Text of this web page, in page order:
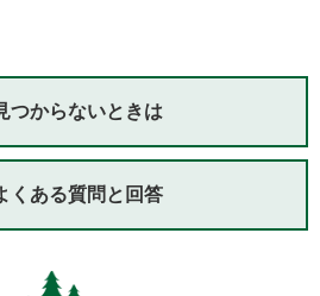
つからないときは
くある質問と回答